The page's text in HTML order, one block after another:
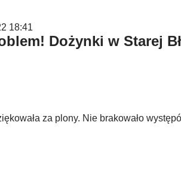
18:41
Dożynki w Starej
za plony. Nie brakowało